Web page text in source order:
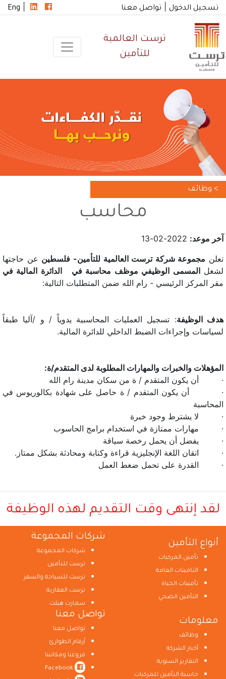
تسجيل الدخول تواصل معنا Eng
ترست العالمية
للتأمين
> وظائف
محاسب
آخر موعد:
تعلن مجموعة شركة ترست العالمية للتأمين- فلسطين عن حاجتها
لشغلالمسمى الوظيفي موظف محاسبة في الدائرة المالية في
مقر المركز الرئيسي - رام الله ضمن المتطلبات التالية:
هدف الوظيفة: تسجيل العمليات المحاسبية يدوياً / و /آليا طبقاً
لسياسات وإجراءات الضبط الداخلي للدائرة المالية.
المؤهلات والخبرات والمهارات المطلوبة لدى المتقدم/ة:
· أن يكون المتقدم / ة من سكان مدينة رام الله
· أن يكون المتقدم / ة حاصل على شهادة بكالوريوس في
المحاسبة
· لا يشترط وجود خبرة
· مهارات ممتازة في استخدام برامج الحاسوب
· يفضل أن يحمل رخصة سياقة
· اتقان اللغة الإنجليزية قراءة وكتابة ومحادثة بشكل ممتاز.
· القدرة على تحمل ضغط العمل
لقد إنتهى وقت التقديم لهذه الوظيفة
أنواع التأمين
تأمين المركبات
التامينات العامة
تأمينات الحياة
التأمين الصحي
شركات المجموعة
شركات المجموعة
ترست للتأمين
ترست للسياحة والسفر
ترست العقارية
سمارت هيلث
معلومات
وظائف
أخبار الشركة
التقارير السنوية
حاسبة التأمين للمركبات
تواصل معنا
تواصل معنا
أرقام الطوارئ
فروعنا ومكاتبنا